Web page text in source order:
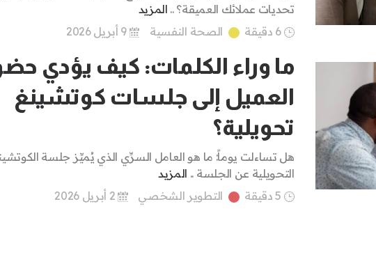
تحديات عملائك العميقة؟ .. المزيد
6 دقيقة
الصحة النفسية
ما وراء الكلمات: كيف يؤدي
العميل إلى جلسات كوتشينغ
تحويلية؟
هل تساءلت يوماً: ما هو العامل السرِّي الذي يُميِّز جلسة
التحويلية عن الجلسة .. المزيد
5 دقيقة
التطوير الشخصي 2 أبريل 2026